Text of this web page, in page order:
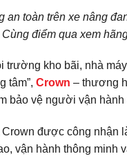
an toàn trên xe nâng
Cùng điểm qua xem
trường kho bãi, nhà
tâm”, Crown – thương
bảo vệ người vận
Crown được công nhận
vận hành thông minh